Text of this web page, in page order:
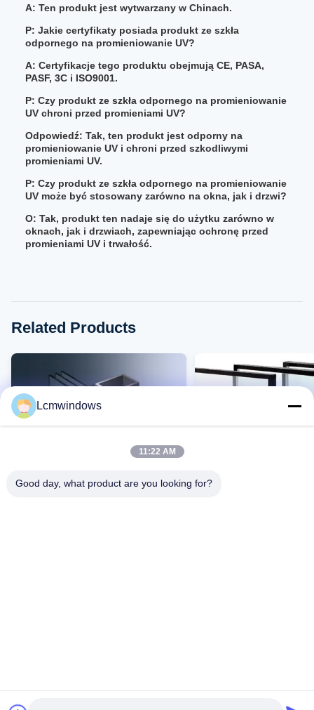
A: Ten produkt jest wytwarzany w Chinach.
P: Jakie certyfikaty posiada produkt ze szkła
odpornego na promieniowanie UV?
A: Certyfikacje tego produktu obejmują CE, PASA,
PASF, 3C i ISO9001.
P: Czy produkt ze szkła odpornego na promieniowanie
UV chroni przed promieniami UV?
Odpowiedź: Tak, ten produkt jest odporny na
promieniowanie UV i chroni przed szkodliwymi
promieniami UV.
P: Czy produkt ze szkła odpornego na promieniowanie
UV może być stosowany zarówno na okna, jak i drzwi?
O: Tak, produkt ten nadaje się do użytku zarówno w
oknach, jak i drzwiach, zapewniając ochronę przed
promieniami UV i trwałość.
Related Products
Lcmwindows
11:22 AM
Good day, what product are you looking for?